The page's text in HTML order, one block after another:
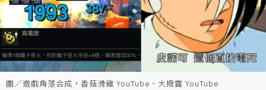
圖／遊戲角落合成，香菇滑雞 YouTube、大撥露 YouTube